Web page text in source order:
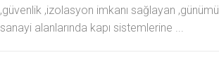
,güvenlik ,izolasyon imkanı sağlayan
sanayi alanlarında kapı sistemlerine ...